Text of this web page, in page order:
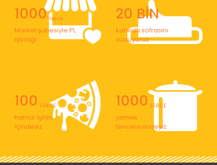
1000' lerce
Market şubesiyle PL
işbirliği
20 BİN
kahvaltı sofrasını
süslüyoruz
100' LERCE
hamur işinin
içindeyiz
1000' LERCE
yemek
tenceresindeyiz